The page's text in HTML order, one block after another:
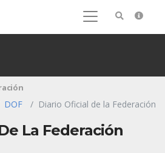
DOF Diario Oficial de la Federación
La Federación